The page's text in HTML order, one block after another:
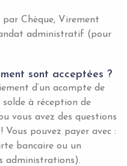
Chèque, Virement
administratif (pour
sont acceptées ?
d’un acompte de
à réception de
vous avez des questions
pouvez payer avec :
bancaire ou un
administrations).